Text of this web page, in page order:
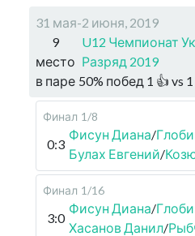
31 мая-2 июня, 2019
9
место
U12 Чемпионат
Разряд 2019
в паре 50% побед 1 👍 vs 1
Финал 1/8
0:3
Фисун Диана/
Булах Евгений/
Финал 1/16
3:0
Фисун Диана/
Хасанов Данил/